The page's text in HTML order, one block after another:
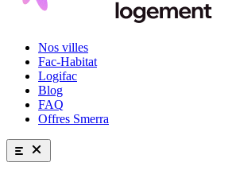
Nos villes
Fac-Habitat
Logifac
Blog
FAQ
Offres Smerra